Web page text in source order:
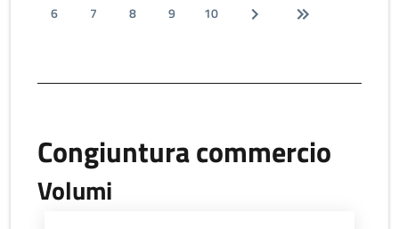
6
7 8 9 10
Congiuntura commercio
Volumi